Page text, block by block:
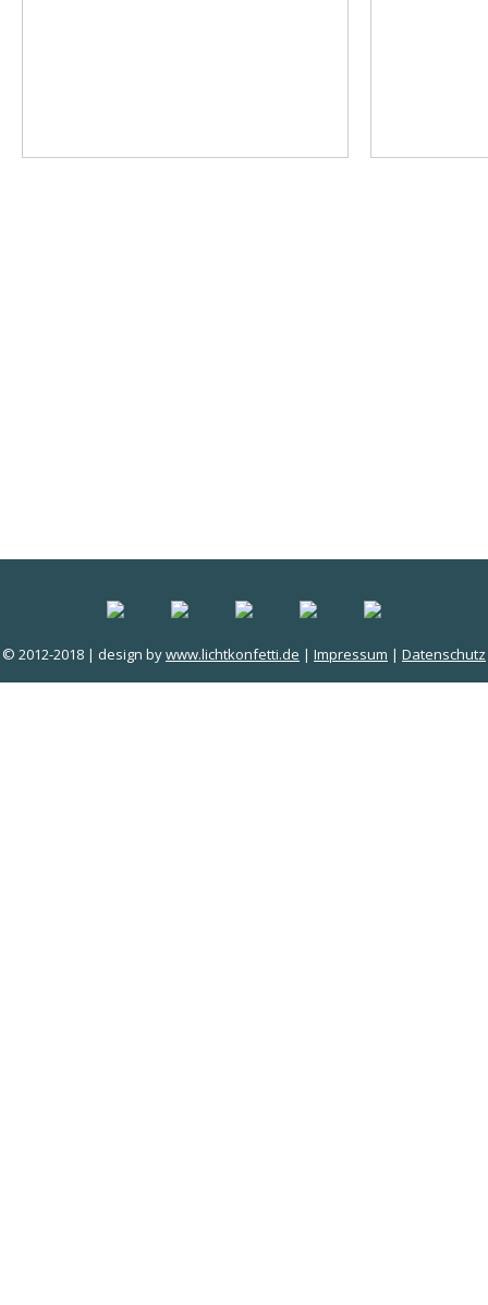
© 2012-2018 | design bywww.lichtkonfetti.de | Impressum | Datenschutz